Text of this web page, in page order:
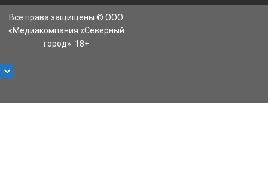
Все права защищены © ООО
«Медиакомпания «Северный
город». 18+